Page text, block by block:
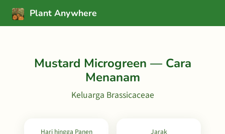
Plant Anywhere
Mustard Microgreen — Cara
Menanam
Keluarga Brassicaceae
Hari hingga Panen Jarak